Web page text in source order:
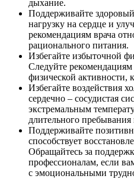
дыхание.
Поддерживайте
нагрузку на сердце и
рекомендациям врача
рационального питания.
Избегайте избыточной
Следуйте рекомендациям
физической активности,
Избегайте воздействия
сердечно – сосудистая
экстремальным
длительного
Поддерживайте
способствует
Обращайтесь за
профессионалам, если
с эмоциональными